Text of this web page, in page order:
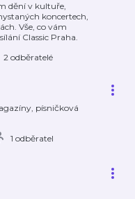
dění v kultuře,
koncertech,
Vše, co vám
Classic Praha.
2 odběratelé
písničková
1 odběratel